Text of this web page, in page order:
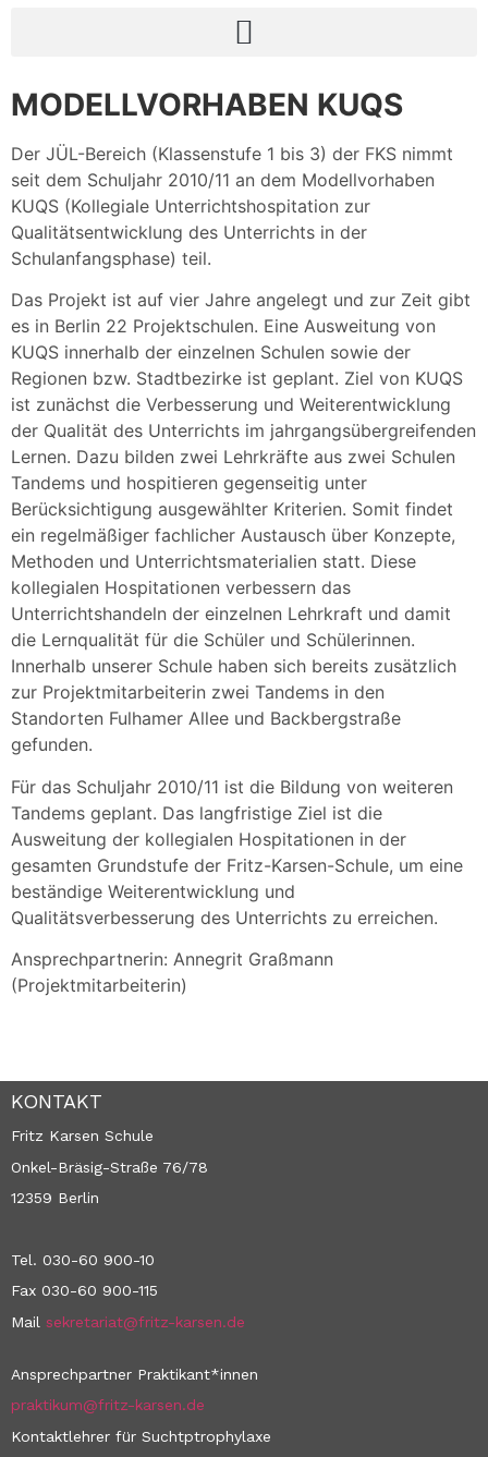
MODELLVORHABEN KUQS
Der JÜL-Bereich (Klassenstufe 1 bis 3) der FKS nimmt
seit dem Schuljahr 2010/11 an dem Modellvorhaben
KUQS (Kollegiale Unterrichtshospitation zur
Qualitätsentwicklung des Unterrichts in der
Schulanfangsphase) teil.
Das Projekt ist auf vier Jahre angelegt und zur Zeit gibt
es in Berlin 22 Projektschulen. Eine Ausweitung von
KUQS innerhalb der einzelnen Schulen sowie der
Regionen bzw. Stadtbezirke ist geplant. Ziel von KUQS
ist zunächst die Verbesserung und Weiterentwicklung
der Qualität des Unterrichts im jahrgangsübergreifenden
Lernen. Dazu bilden zwei Lehrkräfte aus zwei Schulen
Tandems und hospitieren gegenseitig unter
Berücksichtigung ausgewählter Kriterien. Somit findet
ein regelmäßiger fachlicher Austausch über Konzepte,
Methoden und Unterrichtsmaterialien statt. Diese
kollegialen Hospitationen verbessern das
Unterrichtshandeln der einzelnen Lehrkraft und damit
die Lernqualität für die Schüler und Schülerinnen.
Innerhalb unserer Schule haben sich bereits zusätzlich
zur Projektmitarbeiterin zwei Tandems in den
Standorten Fulhamer Allee und Backbergstraße
gefunden.
Für das Schuljahr 2010/11 ist die Bildung von weiteren
Tandems geplant. Das langfristige Ziel ist die
Ausweitung der kollegialen Hospitationen in der
gesamten Grundstufe der Fritz-Karsen-Schule, um eine
beständige Weiterentwicklung und
Qualitätsverbesserung des Unterrichts zu erreichen.
Ansprechpartnerin: Annegrit Graßmann
(Projektmitarbeiterin)
KONTAKT
Fritz Karsen Schule
Onkel-Bräsig-Straße 76/78
12359 Berlin
Tel. 030-60 900-10
Fax 030-60 900-115
Mail sekretariat@fritz-karsen.de
Ansprechpartner Praktikant*innen
praktikum@fritz-karsen.de
Kontaktlehrer für Suchtptrophylaxe